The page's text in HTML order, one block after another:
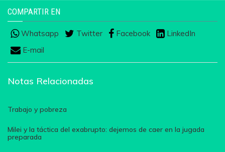
COMPARTIR EN
Whatsapp Twitter Facebook
LinkedIn
E-mail
Notas Relacionadas
Trabajo y pobreza
Milei y la táctica del exabrupto: dejemos de caer en la jugada
preparada